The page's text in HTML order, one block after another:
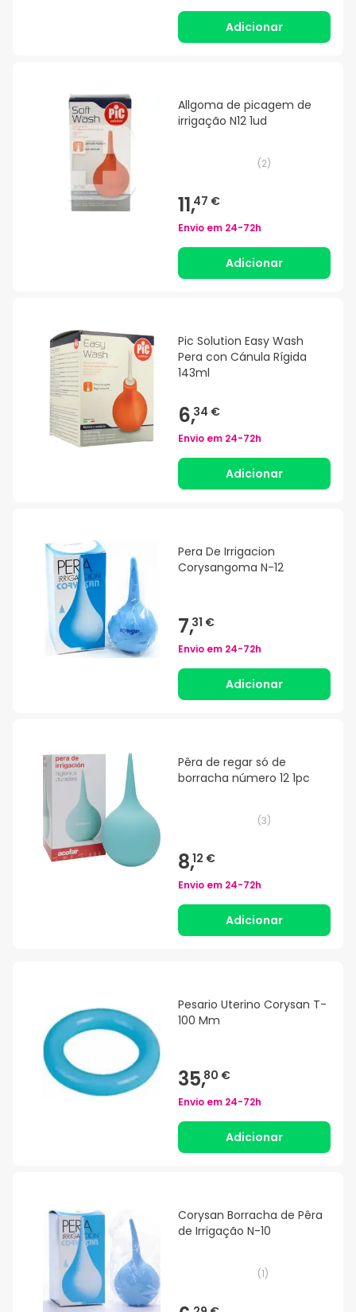
Adicionar
Allgoma de picagem de
irrigação N12 1ud
(2)
11,47 €
Envio em 24-72h
Adicionar
Pic Solution Easy Wash
Pera con Cánula Rígida
143ml
6,34 €
Envio em 24-72h
Adicionar
Pera De Irrigacion
Corysangoma N-12
7,31 €
Envio em 24-72h
Adicionar
Pêra de regar só de
borracha número 12 1pc
(3)
8,12 €
Envio em 24-72h
Adicionar
Pesario Uterino Corysan T-
100 Mm
35,80 €
Envio em 24-72h
Adicionar
Corysan Borracha de Pêra
de Irrigação N-10
(1)